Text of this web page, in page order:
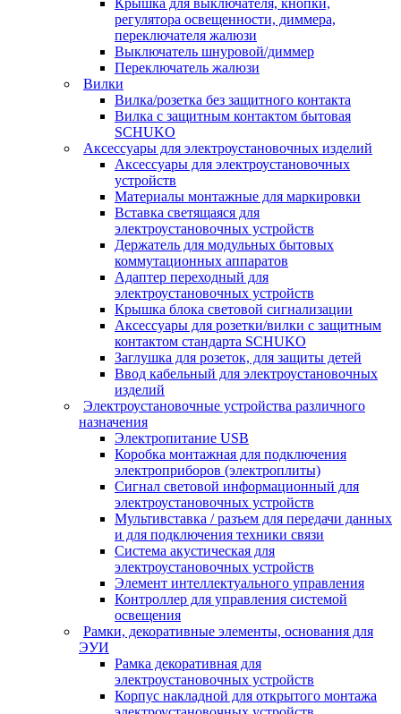
Крышка для выключателя, кнопки,
регулятора освещенности, диммера,
переключателя жалюзи
Выключатель шнуровой/диммер
Переключатель жалюзи
Вилки
Вилка/розетка без защитного контакта
Вилка с защитным контактом бытовая
SCHUKO
Аксессуары для электроустановочных изделий
Аксессуары для электроустановочных
устройств
Материалы монтажные для маркировки
Вставка светящаяся для
электроустановочных устройств
Держатель для модульных бытовых
коммутационных аппаратов
Адаптер переходный для
электроустановочных устройств
Крышка блока световой сигнализации
Аксессуары для розетки/вилки с защитным
контактом стандарта SCHUKO
Заглушка для розеток, для защиты детей
Ввод кабельный для электроустановочных
изделий
Электроустановочные устройства различного
назначения
Электропитание USB
Коробка монтажная для подключения
электроприборов (электроплиты)
Сигнал световой информационный для
электроустановочных устройств
Мультивставка / разъем для передачи данных
и для подключения техники связи
Система акустическая для
электроустановочных устройств
Элемент интеллектуального управления
Контроллер для управления системой
освещения
Рамки, декоративные элементы, основания для
ЭУИ
Рамка декоративная для
электроустановочных устройств
Корпус накладной для открытого монтажа